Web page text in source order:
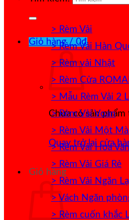
Giỏ hàng /0₫
Chưa có sản
Quay trở lại cửa
Giỏ hàng
> Rèm Vải
> Rèm Vải Hàn
> Rèm vải Nhật
> Rèm Cửa
> Mẫu Rèm Vải 2
> Rèm Vải Voan
> Rèm Vải Một
> Rèm Vải Hoa
> Rèm Vải Giá Rẻ
> Rèm Vải Ngăn
> Vách Ngăn
> Rèm cuốn khắc